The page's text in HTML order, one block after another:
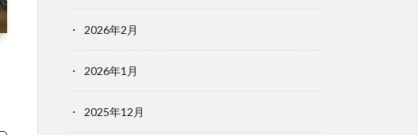
2026年2月
2026年1月
2025年12月